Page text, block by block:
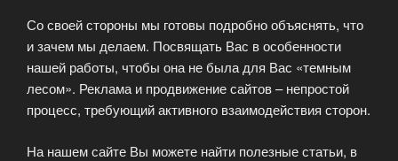
Со своей стороны мы готовы подробно объяснять, что
и зачем мы делаем. Посвящать Вас в особенности
нашей работы, чтобы она не была для Вас «темным
лесом». Реклама и продвижение сайтов – непростой
процесс, требующий активного взаимодействия сторон.
На нашем сайте Вы можете найти полезные статьи, в